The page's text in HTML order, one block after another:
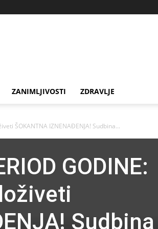
ZANIMLJIVOSTI ZDRAVLJE
ŠOKANTNA IZNENAĐENJA! Sudbina...
GODINE: